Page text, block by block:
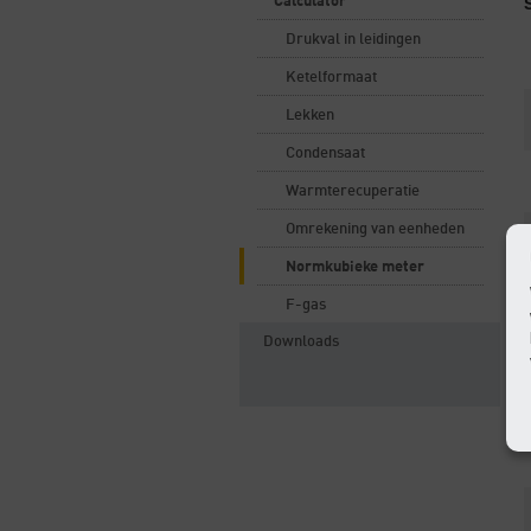
Drukval in leidingen
Ketelformaat
Lekken
Condensaat
Warmterecuperatie
Omrekening van eenheden
Normkubieke meter
F-gas
Downloads